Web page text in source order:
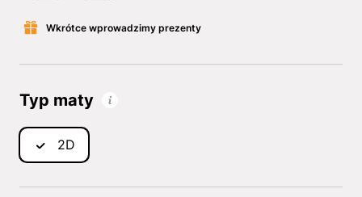
Wkrótce wprowadzimy prezenty
Typ maty
2D